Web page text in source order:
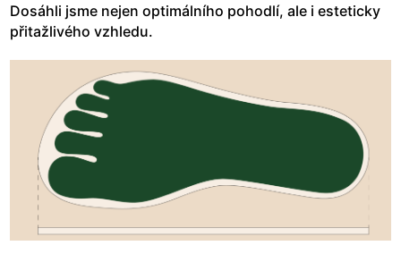
Dosáhli jsme nejen optimálního pohodlí, ale i esteticky
přitažlivého vzhledu.